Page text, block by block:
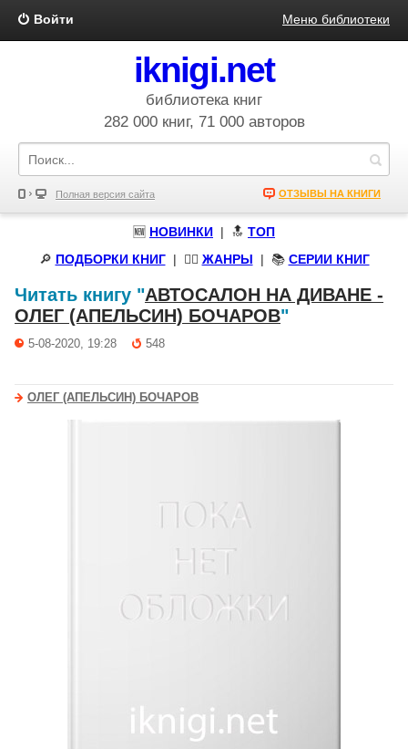
Войти Меню библиотеки
iknigi.net
библиотека книг
282 000 книг, 71 000 авторов
Полная версия сайта ОТЗЫВЫ НА КНИГИ
🆕 НОВИНКИ | 🔝 ТОП
🔎 ПОДБОРКИ КНИГ| 🧝‍♀️ ЖАНРЫ | 📚 СЕРИИ КНИГ
Читать книгу "АВТОСАЛОН НА ДИВАНЕ -
ОЛЕГ (АПЕЛЬСИН) БОЧАРОВ"
5-08-2020, 19:28 548
ОЛЕГ (АПЕЛЬСИН) БОЧАРОВ